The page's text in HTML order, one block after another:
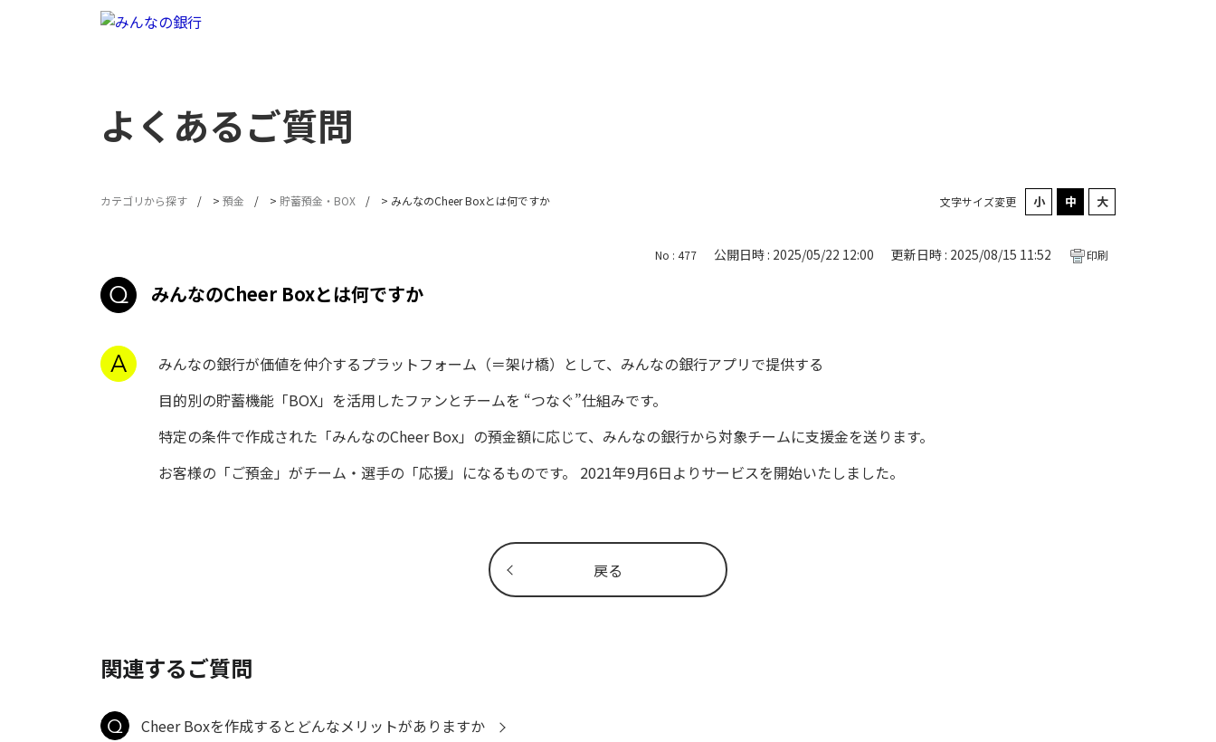
よくあるご質問
文字サイズ変更
カテゴリから探す > 預金 > 貯蓄預金・BOX > みんなのCheer Boxとは何ですか
戻る
No : 477 公開日時 : 2025/05/22 12:00 更新日時 : 2025/08/15 11:52 印刷
みんなのCheer Boxとは何ですか
みんなの銀行が価値を仲介するプラットフォーム（＝架け橋）として、みんなの銀行アプリで提供する
目的別の貯蓄機能「BOX」を活用したファンとチームを “つなぐ”仕組みです。
特定の条件で作成された「みんなのCheer Box」の預金額に応じて、みんなの銀行から対象チームに支援金を送ります。
お客様の「ご預金」がチーム・選手の「応援」になるものです。 2021年9月6日よりサービスを開始いたしました。
関連するご質問
Cheer Boxを作成するとどんなメリットがありますか